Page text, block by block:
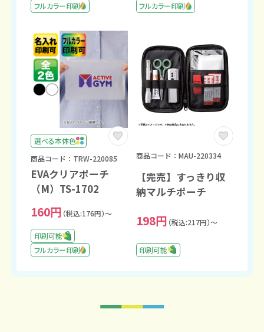
フルカラー印刷
フルカラー印刷
選べる本体色
商品コード：TRW-220085
EVAクリアポーチ
（M）TS-1702
160円 （税込:176円）～
印刷可能
フルカラー印刷
商品コード：MAU-220334
【完売】すっきり収
納マルチポーチ
198円 （税込:217円）～
印刷可能